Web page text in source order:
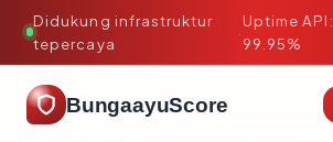
Didukung infrastruktur
tepercaya
·
Uptime API:
99.95%
BungaayuScore